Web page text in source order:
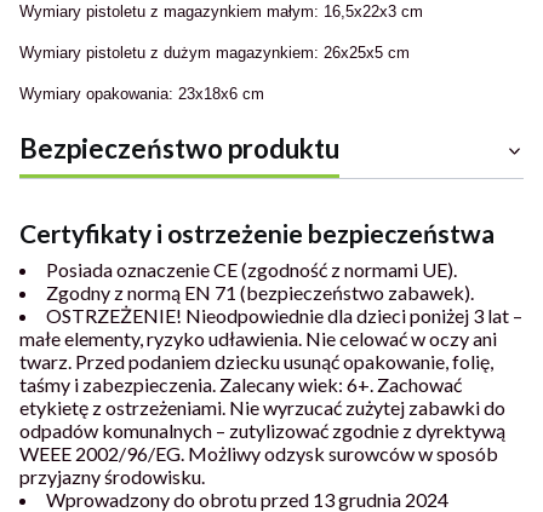
Wymiary pistoletu z magazynkiem małym: 16,5x22x3 cm
Wymiary pistoletu z dużym magazynkiem: 26x25x5 cm
Wymiary opakowania: 23x18x6 cm
Bezpieczeństwo produktu
Certyfikaty i ostrzeżenie bezpieczeństwa
Posiada oznaczenie CE (zgodność z normami UE).
Zgodny z normą EN 71 (bezpieczeństwo zabawek).
OSTRZEŻENIE! Nieodpowiednie dla dzieci poniżej 3 lat –
małe elementy, ryzyko udławienia. Nie celować w oczy ani
twarz. Przed podaniem dziecku usunąć opakowanie, folię,
taśmy i zabezpieczenia. Zalecany wiek: 6+. Zachować
etykietę z ostrzeżeniami. Nie wyrzucać zużytej zabawki do
odpadów komunalnych – zutylizować zgodnie z dyrektywą
WEEE 2002/96/EG. Możliwy odzysk surowców w sposób
przyjazny środowisku.
Wprowadzony do obrotu przed 13 grudnia 2024